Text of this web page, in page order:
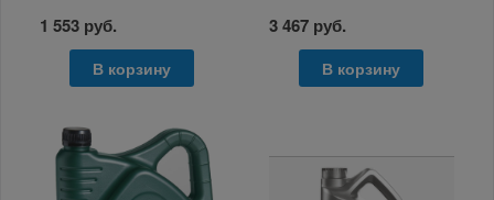
1 553 руб.
В корзину
3 467 руб.
В корзину